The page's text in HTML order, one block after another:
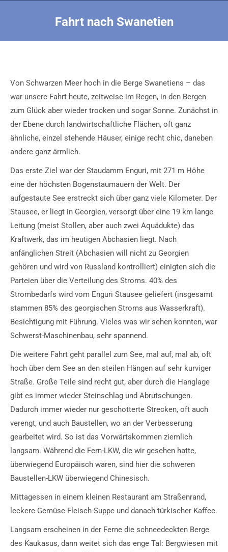
Fahrt nach Swanetien
Von Schwarzen Meer hoch in die Berge Swanetiens – das
war unsere Fahrt heute, zeitweise im Regen, in den Bergen
zum Glück aber wieder trocken und sogar Sonne. Zunächst in
der Ebene durch landwirtschaftliche Flächen, oft ganz
ähnliche, einzel stehende Häuser, einige recht chic, daneben
andere ganz ärmlich.
Das erste Ziel war der Staudamm Enguri, mit 271 m Höhe
eine der höchsten Bogenstaumauern der Welt. Der
aufgestaute See erstreckt sich über ganz viele Kilometer. Der
Stausee, er liegt in Georgien, versorgt über eine 19 km lange
Leitung (meist Stollen, aber auch zwei Aquädukte) das
Kraftwerk, das im heutigen Abchasien liegt. Nach
anfänglichen Streit (Abchasien will nicht zu Georgien
gehören und wird von Russland kontrolliert) einigten sich die
Parteien über die Verteilung des Stroms. 40% des
Strombedarfs wird vom Enguri Stausee geliefert (insgesamt
stammen 85% des georgischen Stroms aus Wasserkraft).
Besichtigung mit Führung. Vieles was wir sehen konnten, war
Schwerst-Maschinenbau, sehr spannend.
Die weitere Fahrt geht parallel zum See, mal auf, mal ab, oft
hoch über dem See an den steilen Hängen auf sehr kurviger
Straße. Große Teile sind recht gut, aber durch die Hanglage
gibt es immer wieder Steinschlag und Abrutschungen.
Dadurch immer wieder nur geschotterte Strecken, oft auch
verengt, und auch Baustellen, wo an der Verbesserung
gearbeitet wird. So ist das Vorwärtskommen ziemlich
langsam. Während die Fern-LKW, die wir gesehen hatte,
überwiegend Europäisch waren, sind hier die schweren
Baustellen-LKW überwiegend Chinesisch.
Mittagessen in einem kleinen Restaurant am Straßenrand,
leckere Gemüse-Fleisch-Suppe und danach türkischer Kaffee.
Langsam erscheinen in der Ferne die schneedeckten Berge
des Kaukasus, dann weitet sich das enge Tal: Bergwiesen mit